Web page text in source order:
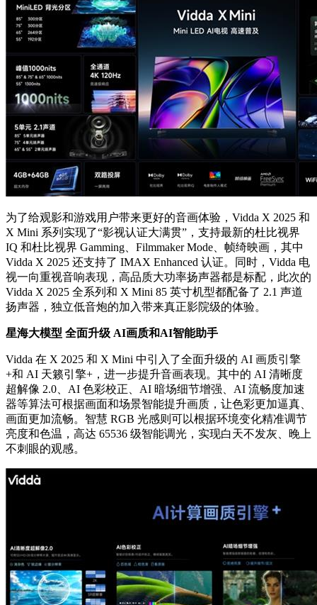
为了给观影和游戏用户带来更好的音画体验，Vidda X 2025 和
X Mini 系列实现了“影视认证大满贯”，支持最新的杜比视界
IQ 和杜比视界 Gamming、Filmmaker Mode、帧绮映画，其中
Vidda X 2025 还支持了 IMAX Enhanced 认证。同时，Vidda 电
视一向重视音响表现，高品质大功率扬声器都是标配，此次的
Vidda X 2025 全系列和 X Mini 85 英寸机型都配备了 2.1 声道
扬声器，独立低音炮的加入带来真正影院级的体验。
星海大模型 全面升级 AI画质和AI智能助手
Vidda 在 X 2025 和 X Mini 中引入了全面升级的 AI 画质引擎
+和 AI 天籁引擎+，进一步提升音画表现。其中的 AI 清晰度
超解像 2.0、AI 色彩校正、AI 暗场细节增强、AI 流畅度加速
器等算法可根据画面和场景智能提升画质，让色彩更加逼真、
画面更加流畅。智慧 RGB 光感则可以根据环境变化精准调节
亮度和色温，高达 65536 级智能调光，实现白天不发灰、晚上
不刺眼的观感。